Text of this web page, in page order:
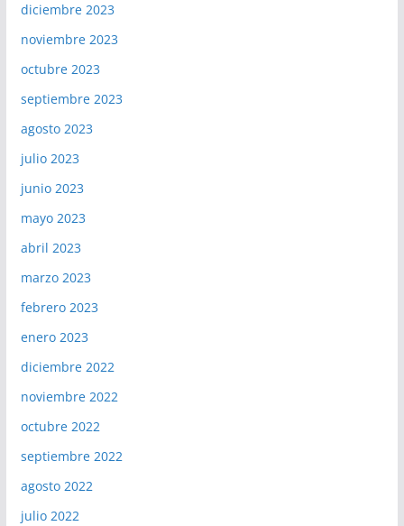
diciembre 2023
noviembre 2023
octubre 2023
septiembre 2023
agosto 2023
julio 2023
junio 2023
mayo 2023
abril 2023
marzo 2023
febrero 2023
enero 2023
diciembre 2022
noviembre 2022
octubre 2022
septiembre 2022
agosto 2022
julio 2022